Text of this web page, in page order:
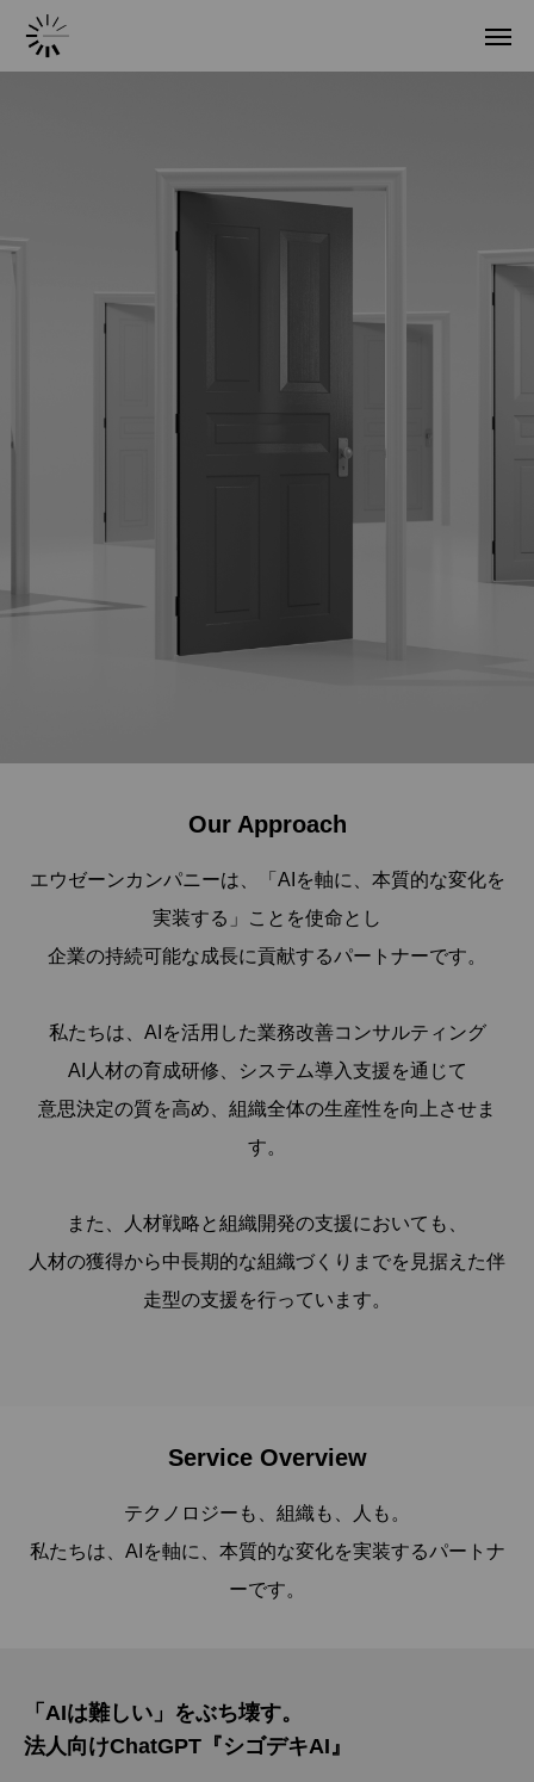
Our Approach
エウゼーンカンパニーは、「AIを軸に、本質的な変化を
実装する」ことを使命とし
企業の持続可能な成長に貢献するパートナーです。
私たちは、AIを活用した業務改善コンサルティング
AI人材の育成研修、システム導入支援を通じて
意思決定の質を高め、組織全体の生産性を向上させま
す。
また、人材戦略と組織開発の支援においても、
人材の獲得から中長期的な組織づくりまでを見据えた伴
走型の支援を行っています。
Service Overview
テクノロジーも、組織も、人も。
私たちは、AIを軸に、本質的な変化を実装するパートナ
ーです。
「AIは難しい」をぶち壊す。
法人向けChatGPT『シゴデキAI』